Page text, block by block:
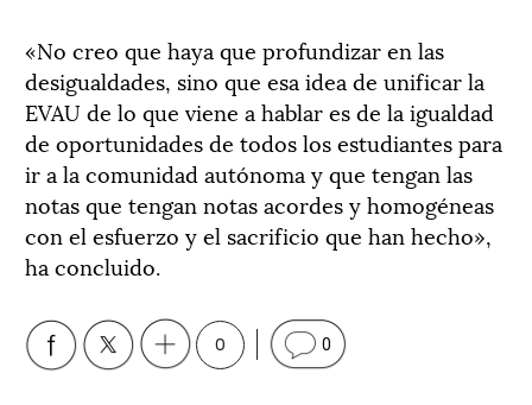
«No creo que haya que profundizar en las
desigualdades, sino que esa idea de unificar la
EVAU de lo que viene a hablar es de la igualdad
de oportunidades de todos los estudiantes para
ir a la comunidad autónoma y que tengan las
notas que tengan notas acordes y homogéneas
con el esfuerzo y el sacrificio que han hecho»,
ha concluido.
0 0